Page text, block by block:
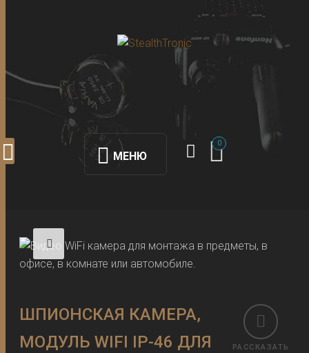
МЕНЮ
0
РАССКАЗАТЬ
ШПИОНСКАЯ КАМЕРА,
МОДУЛЬ WIFI IP-46 ДЛЯ